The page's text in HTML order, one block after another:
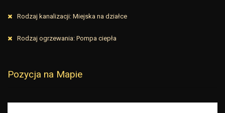
Rodzaj kanalizacji: Miejska na działce
Rodzaj ogrzewania: Pompa ciepła
Pozycja na Mapie